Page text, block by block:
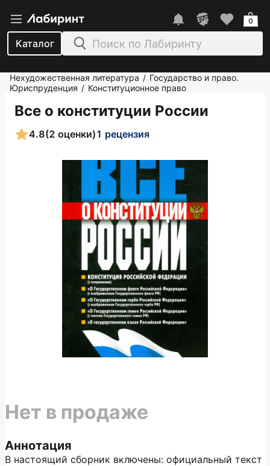
Каталог
0
Нехудожественная литература / Государство и право.
Юриспруденция / Конституционное право
Все о конституции России
4.8(2 оценки)1 рецензия
Аннотация
В настоящий сборник включены: официальный текст
Нет в продаже